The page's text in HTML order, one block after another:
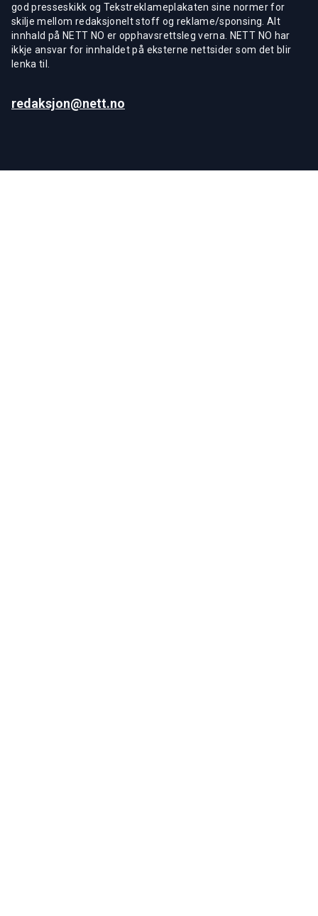
god presseskikk og Tekstreklameplakaten sine normer for
skilje mellom redaksjonelt stoff og reklame/sponsing. Alt
innhald på NETT NO er opphavsrettsleg verna. NETT NO har
ikkje ansvar for innhaldet på eksterne nettsider som det blir
lenka til.
redaksjon@nett.no